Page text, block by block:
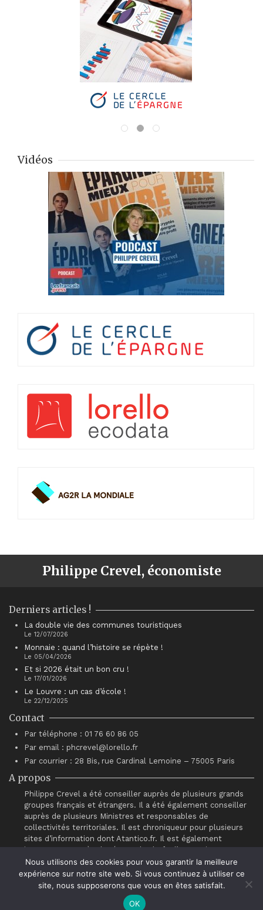
Vidéos
Philippe Crevel, économiste
Derniers articles !
La double vie des communes touristiques
Le 12/07/2026
Monnaie : quand l’histoire se répète !
Le 05/04/2026
Et si 2026 était un bon cru !
Le 17/01/2026
Le Louvre : un cas d’école !
Le 22/12/2025
Contact
Par téléphone : 01 76 60 86 05
Par email : phcrevel@lorello.fr
Par courrier : 28 Bis, rue Cardinal Lemoine – 75005 Paris
A propos
Philippe Crevel a été conseiller auprès de plusieurs grands
groupes français et étrangers. Il a été également conseiller
auprès de plusieurs Ministres et responsables de
collectivités territoriales. Il est chroniqueur pour plusieurs
sites d’information dont Atantico.fr. Il est également
intervenant auprès du réseau de chefs d’entreprises
“Association pour le Progrès du Management” (APM).
© Philippe Crevel 2021.
Nous utilisons des cookies pour vous garantir la meilleure
expérience sur notre site web. Si vous continuez à utiliser ce
site, nous supposerons que vous en êtes satisfait.
OK